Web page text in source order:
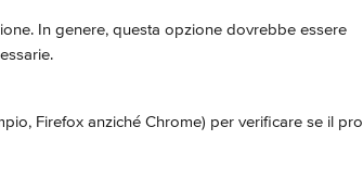
In genere, questa opzione dovrebbe essere
Firefox anziché Chrome) per verificare se il